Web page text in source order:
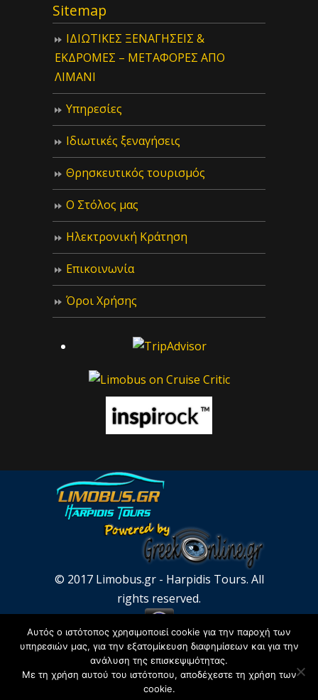
Sitemap
ΙΔIΩΤΙΚΕΣ ΞΕΝΑΓΗΣΕΙΣ &
ΕΚΔΡΟΜΕΣ – ΜΕΤΑΦΟΡΕΣ ΑΠΟ
ΛΙΜΑΝΙ
Υπηρεσίες
Ιδιωτικές ξεναγήσεις
Θρησκευτικός τουρισμός
Ο Στόλος μας
Ηλεκτρονική Κράτηση
Επικοινωνία
Όροι Χρήσης
© 2017 Limobus.gr - Harpidis Tours. All
rights reserved.
Αυτός ο ιστότοπος χρησιμοποιεί cookie για την παροχή των
υπηρεσιών μας, για την εξατομίκευση διαφημίσεων και για την
ανάλυση της επισκεψιμότητας.
Με τη χρήση αυτού του ιστότοπου, αποδέχεστε τη χρήση των
cookie.